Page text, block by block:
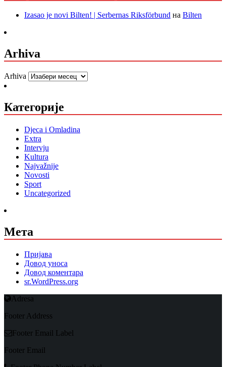
Izasao je novi Bilten! | Serbernas Riksförbund на Bilten
Arhiva
Arhiva
Категорије
Djeca i Omladina
Extra
Intervju
Kultura
Najvažnije
Novosti
Sport
Uncategorized
Мета
Пријава
Довод уноса
Довод коментара
sr.WordPress.org
Adresa
Footer Address
Footer Email Label
Footer Email